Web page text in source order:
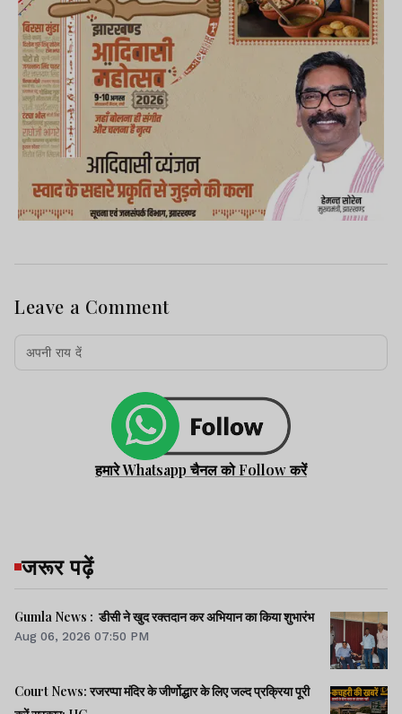
Leave a Comment
हमारे Whatsapp चैनल को Follow करें
जरूर पढ़ें
Gumla News : डीसी ने खुद रक्तदान कर अभियान का किया शुभारंभ
Aug 06, 2026 07:50 PM
Court News: रजरप्पा मंदिर के जीर्णोद्धार के लिए जल्द प्रक्रिया पूरी